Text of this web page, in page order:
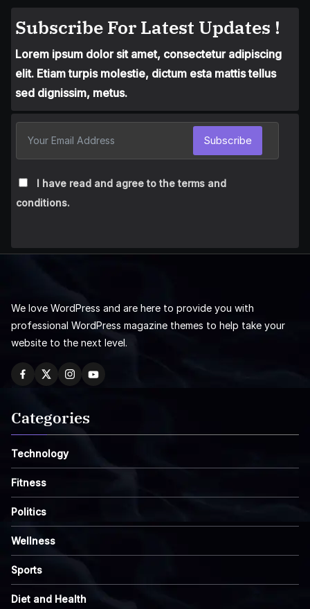
Subscribe For Latest Updates !
Lorem ipsum dolor sit amet, consectetur adipiscing
elit. Etiam turpis molestie, dictum esta mattis tellus
sed dignissim, metus.
I have read and agree to the terms and
conditions.
Subscribe
We love WordPress and are here to provide you with
professional WordPress magazine themes to help take your
website to the next level.
Categories
Technology
Fitness
Politics
Wellness
Sports
Diet and Health